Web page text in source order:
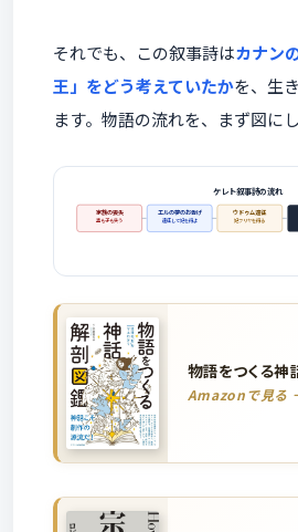
それでも、この叙事詩はカナン
王」をどう考えていたかを、生
ます。物語の流れを、まず図に
ケレト叙事詩の流れ
家族の喪失
妻も子も失う
エルの夢のお告げ
遠征して妃を得よ
ウドゥム遠征
妃フリヤを得る
物語をつくる神
Amazonで見る